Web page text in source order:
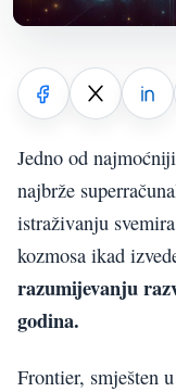
Jedno od
najbrže
istraživanju
kozmosa ikad
razumijevanju
godina.
Frontier, smješten